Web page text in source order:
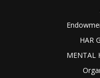
HAR
MENTAL